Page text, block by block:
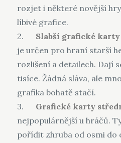
rozjet i některé novější
líbivé grafice.
2. Slabší grafické karty
je určen pro hraní starší
rozlišení a detailech. Dají
tisíce. Žádná sláva, ale
grafika bohatě stačí.
3. Grafické karty
nejpopulárnější u hráčů.
pořídit zhruba od osmi do